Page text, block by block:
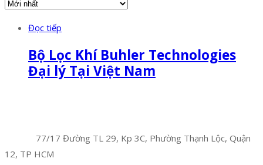
Đọc tiếp
Bộ Lọc Khí Buhler Technologies
Đại lý Tại Việt Nam
77/17 Đường TL 29, Kp 3C, Phường Thạnh Lộc, Quận
12, TP HCM